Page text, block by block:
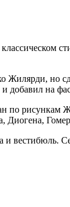
Жилярди, но
добавил на
по рисункам
Диогена,
и вестибюль.